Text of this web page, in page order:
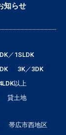
知らせ
／1SLDK
3K／3DK
以上
貸土地
帯広市西地区